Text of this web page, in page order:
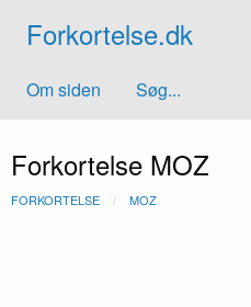
Forkortelse.dk
Om siden Søg...
Forkortelse MOZ
FORKORTELSE MOZ